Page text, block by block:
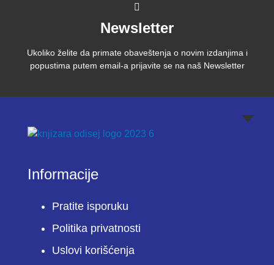
Newsletter
Ukoliko želite da primate obaveštenja o novim izdanjima i
popustima putem email-a prijavite se na naš Newsletter
Informacije
Pratite isporuku
Politika privatnosti
Uslovi korišćenja